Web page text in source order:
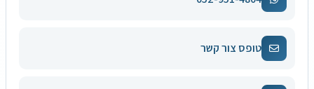
טופס צור קשר